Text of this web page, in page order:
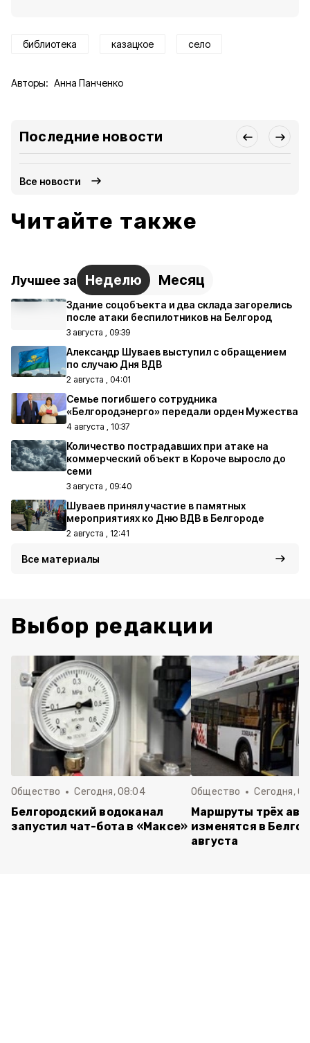
библиотека казацкое село
Авторы: Анна Панченко
Последние новости
Все новости
Читайте также
Лучшее за Неделю Месяц
Здание соцобъекта и два склада загорелись
после атаки беспилотников на Белгород
3 августа , 09:39
Александр Шуваев выступил с обращением
по случаю Дня ВДВ
2 августа , 04:01
Семье погибшего сотрудника
«Белгородэнерго» передали орден Мужества
4 августа , 10:37
Количество пострадавших при атаке на
коммерческий объект в Короче выросло до
семи
3 августа , 09:40
Шуваев принял участие в памятных
мероприятиях ко Дню ВДВ в Белгороде
2 августа , 12:41
Все материалы
Выбор редакции
Общество Сегодня, 08:04
Белгородский водоканал
запустил чат-бота в «Максе»
Общество Сегодня,
Маршруты трёх
изменятся в
августа